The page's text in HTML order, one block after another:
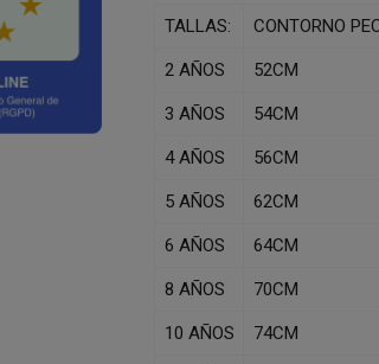
TALLAS: CONTORNO
2 AÑOS 52CM
3 AÑOS 54CM
4 AÑOS 56CM
5 AÑOS 62CM
6 AÑOS 64CM
8 AÑOS 70CM
10 AÑOS 74CM